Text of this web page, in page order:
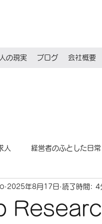
の現実 ブログ 会社概要
人 経営者のふとした日常
2025年8月17日 読了時間: 4